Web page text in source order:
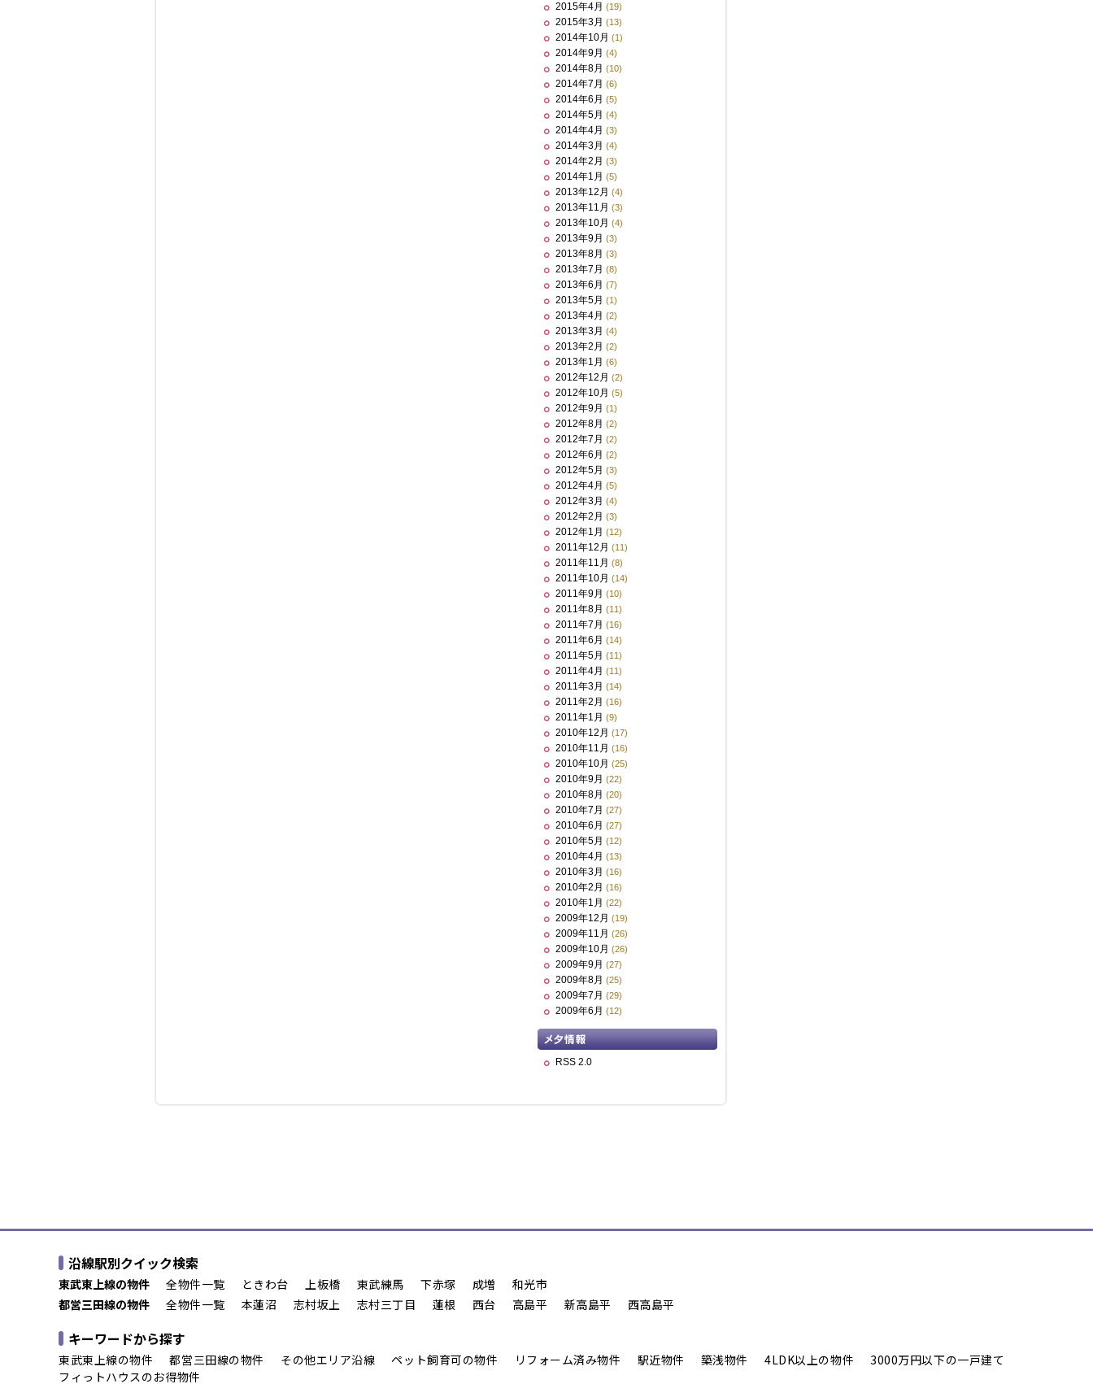
2015年4月 (19)
2015年3月 (13)
2014年10月 (1)
2014年9月 (4)
2014年8月 (10)
2014年7月 (6)
2014年6月 (5)
2014年5月 (4)
2014年4月 (3)
2014年3月 (4)
2014年2月 (3)
2014年1月 (5)
2013年12月 (4)
2013年11月 (3)
2013年10月 (4)
2013年9月 (3)
2013年8月 (3)
2013年7月 (8)
2013年6月 (7)
2013年5月 (1)
2013年4月 (2)
2013年3月 (4)
2013年2月 (2)
2013年1月 (6)
2012年12月 (2)
2012年10月 (5)
2012年9月 (1)
2012年8月 (2)
2012年7月 (2)
2012年6月 (2)
2012年5月 (3)
2012年4月 (5)
2012年3月 (4)
2012年2月 (3)
2012年1月 (12)
2011年12月 (11)
2011年11月 (8)
2011年10月 (14)
2011年9月 (10)
2011年8月 (11)
2011年7月 (16)
2011年6月 (14)
2011年5月 (11)
2011年4月 (11)
2011年3月 (14)
2011年2月 (16)
2011年1月 (9)
2010年12月 (17)
2010年11月 (16)
2010年10月 (25)
2010年9月 (22)
2010年8月 (20)
2010年7月 (27)
2010年6月 (27)
2010年5月 (12)
2010年4月 (13)
2010年3月 (16)
2010年2月 (16)
2010年1月 (22)
2009年12月 (19)
2009年11月 (26)
2009年10月 (26)
2009年9月 (27)
2009年8月 (25)
2009年7月 (29)
2009年6月 (12)
RSS 2.0
沿線駅別クイック検索
東武東上線の物件 全物件一覧 ときわ台 上板橋 東武練馬 下赤塚 成増
和光市
都営三田線の物件
全物件一覧 本蓮沼 志村坂上 志村三丁目 蓮根 西台 高島平 新高島平 西高島平
キーワードから探す
東武東上線の物件 都営三田線の物件 その他エリア沿線 ペット飼育可の物件 リフォーム済み物件 駅近物件 築浅物件 4LDK以上の物件
3000万円以下の一戸建て
フィっトハウスのお得物件